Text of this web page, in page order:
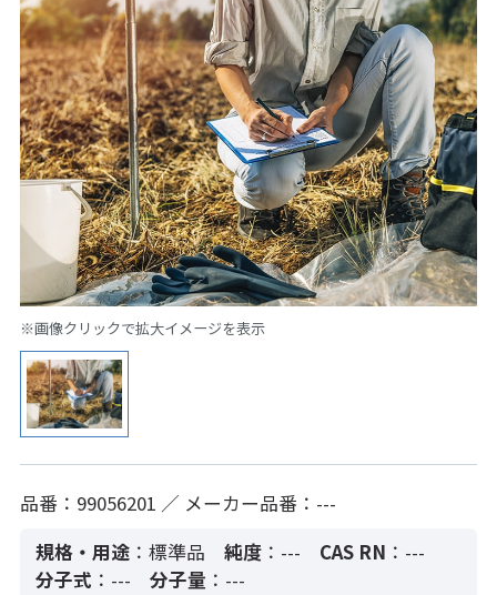
※画像クリックで拡大イメージを表示
品番：99056201 ／ メーカー品番：---
規格・用途 ：標準品 純度：--- CAS RN ：---
分子式 ：--- 分子量 ：---